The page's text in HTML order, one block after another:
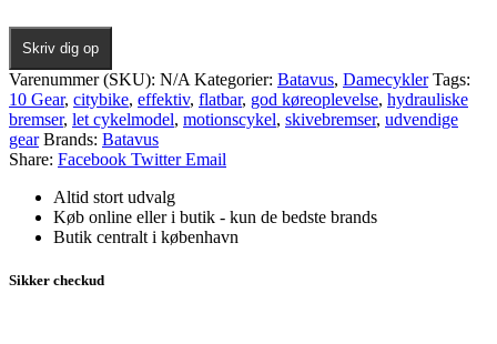
Skriv dig op
Varenummer (SKU): N/A Kategorier: Batavus, Damecykler Tags:
10 Gear, citybike, effektiv, flatbar, god køreoplevelse, hydrauliske
bremser, let cykelmodel, motionscykel, skivebremser, udvendige
gear Brands: Batavus
Share: Facebook Twitter Email
Altid stort udvalg
Køb online eller i butik - kun de bedste brands
Butik centralt i københavn
Sikker checkud